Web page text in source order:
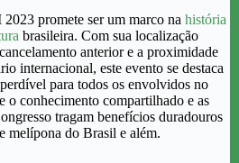
promete ser um marco na história
brasileira. Com sua localização
anterior e a proximidade
internacional, este evento se destaca
para todos os envolvidos no
o conhecimento compartilhado e as
tragam benefícios duradouros
melípona do Brasil e além.